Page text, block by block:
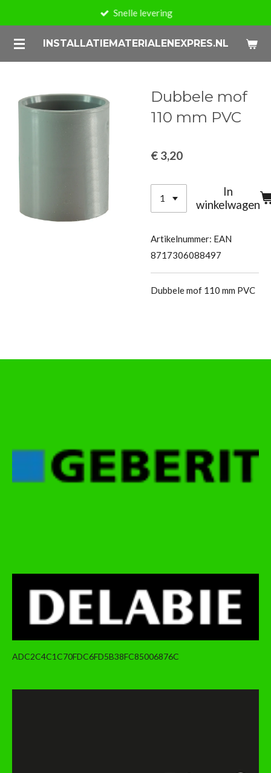
naar
de
INSTALLATIEMATERIALENEXPRES.NL
Snelle levering
Dubbele mof
110 mm PVC
€ 3,20
In
winkelwagen
Artikelnummer: EAN
8717306088497
Dubbele mof 110 mm PVC
ADC2C4C1C70FDC6FD5B38FC85006876C